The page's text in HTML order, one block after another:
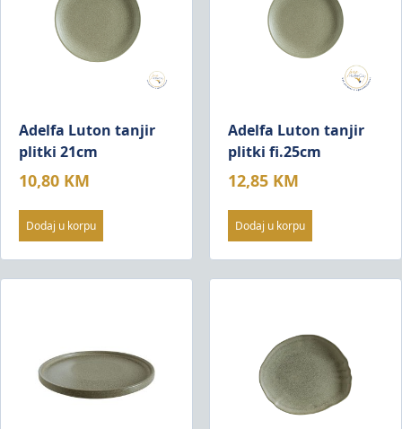
Adelfa Luton tanjir
plitki 21cm
10,80 KM
Dodaj u korpu
Adelfa Luton tanjir
plitki fi.25cm
12,85 KM
Dodaj u korpu